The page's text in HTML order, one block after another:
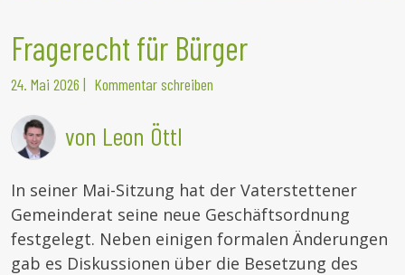
Fragerecht für Bürger
24. Mai 2026 | Kommentar schreiben
von Leon Öttl
In seiner Mai-Sitzung hat der Vaterstettener
Gemeinderat seine neue Geschäftsordnung
festgelegt. Neben einigen formalen Änderungen
gab es Diskussionen über die Besetzung des